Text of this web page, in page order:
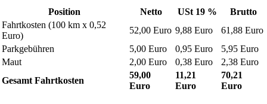
Position Netto USt 19 %
Brutto
Fahrtkosten (100 km x 0,52
Euro)
52,00 Euro 9,88 Euro
61,88 Euro
Parkgebühren
5,00 Euro 0,95 Euro
5,95 Euro
Maut
2,00 Euro 0,38 Euro
2,38 Euro
Gesamt Fahrtkosten
59,00
Euro
11,21
Euro
70,21
Euro